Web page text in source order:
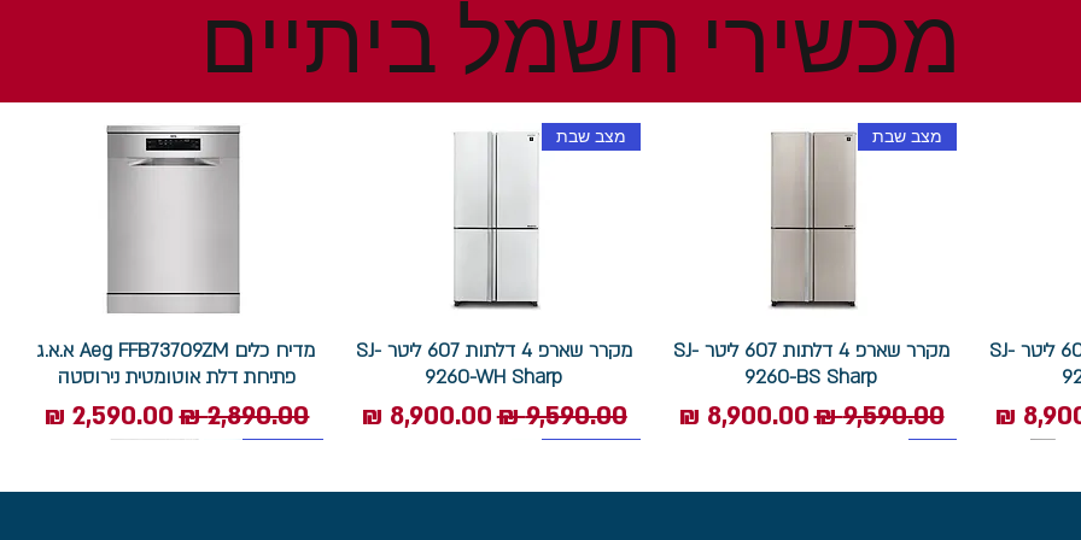
מקרר שארפ 4 דלתות 607 ליטר SJ-
מבצע
מצב שבת
מקרר שארפ 4 דלתות 607 ליטר SJ-
9260-BS Sharp
מחיר רגיל‏9,590.00 ‏₪ מחיר מבצע
מצב שבת
מקרר שארפ 4 דלתות 607 ליטר SJ-
9260-WH Sharp
מחיר רגיל‏9,590.00 ‏₪ מחיר מבצע
מדיח כלים Aeg FFB73709ZM א.א.ג
פתיחת דלת אוטומטית נירוסטה
מחיר רגיל‏2,890.00 ‏₪ מחיר מבצע
מכשירי חשמל ביתיים